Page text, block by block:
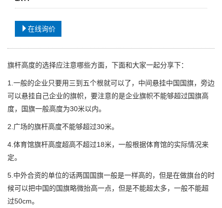
在线询价
旗杆高度的选择应注意哪些方面，下面和大家一起分享下：
1.一般的企业只要用三到五个根就可以了，中间悬挂中国国旗，旁边
可以悬挂自己企业的旗帜，要注意的是企业旗帜不能够超过国旗高
度，国旗一般高度为30米以内。
2.广场的旗杆高度不能够超过30米。
4.体育馆旗杆高度超高不超过18米，一般根据体育馆的实际情况来
定。
5.中外合资的单位的话两国国旗一般是一样高的，但是在做旗台的时
候可以把中国的国旗略微抬高一点，但是不能超太多，一般不能超
过50cm。